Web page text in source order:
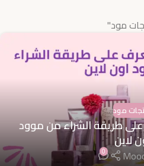
مود"
مود
طريقة الشراء من موود
لاين
0